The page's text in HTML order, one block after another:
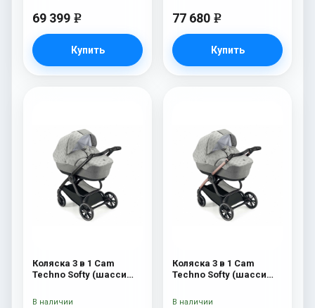
69 399 e
Купить
77 680 e
Купить
Коляска 3 в 1 Cam
Techno Softy (шасси
В наличии
Коляска 3 в 1 Cam
Techno Softy (шасси
В наличии